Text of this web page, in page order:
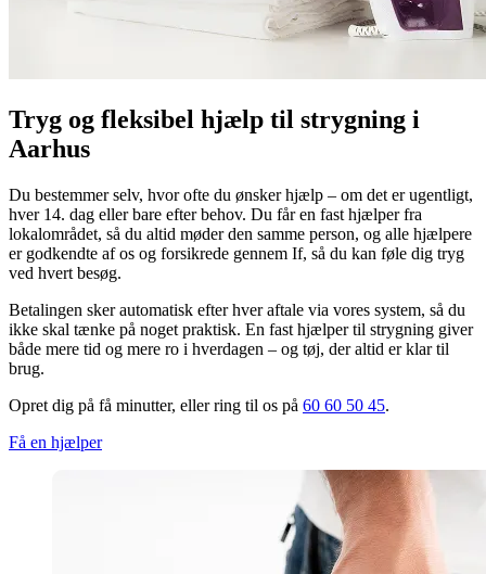
Tryg og fleksibel hjælp til strygning i
Aarhus
Du bestemmer selv, hvor ofte du ønsker hjælp – om det er ugentligt,
hver 14. dag eller bare efter behov. Du får en fast hjælper fra
lokalområdet, så du altid møder den samme person, og alle hjælpere
er godkendte af os og forsikrede gennem If, så du kan føle dig tryg
ved hvert besøg.
Betalingen sker automatisk efter hver aftale via vores system, så du
ikke skal tænke på noget praktisk. En fast hjælper til strygning giver
både mere tid og mere ro i hverdagen – og tøj, der altid er klar til
brug.
Opret dig på få minutter, eller ring til os på 60 60 50 45.
Få en hjælper